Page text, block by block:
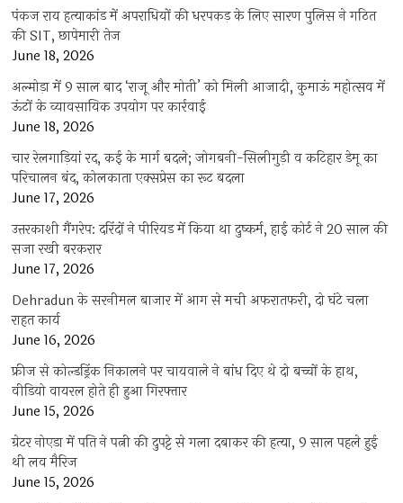
पंकज राय हत्याकांड में अपराधियों की धरपकड़ के लिए सारण पुलिस ने गठित
की SIT, छापेमारी तेज
June 18, 2026
अल्मोड़ा में 9 साल बाद ‘राजू और मोती’ को मिली आजादी, कुमाऊं महोत्सव में
ऊंटों के व्यावसायिक उपयोग पर कार्रवाई
June 18, 2026
चार रेलगाड़ियां रद, कई के मार्ग बदले; जोगबनी-सिलीगुड़ी व कटिहार डेमू का
परिचालन बंद, कोलकाता एक्सप्रेस का रूट बदला
June 17, 2026
उत्तरकाशी गैंगरेप: दरिंदों ने पीरियड में किया था दुष्कर्म, हाई कोर्ट ने 20 साल की
सजा रखी बरकरार
June 17, 2026
Dehradun के सरनीमल बाजार में आग से मची अफरातफरी, दो घंटे चला
राहत कार्य
June 16, 2026
फ्रीज से कोल्डड्रिंक निकालने पर चायवाले ने बांध दिए थे दो बच्चों के हाथ,
वीडियो वायरल होते ही हुआ गिरफ्तार
June 15, 2026
ग्रेटर नोएडा में पति ने पत्नी की दुपट्टे से गला दबाकर की हत्या, 9 साल पहले हुई
थी लव मैरिज
June 15, 2026